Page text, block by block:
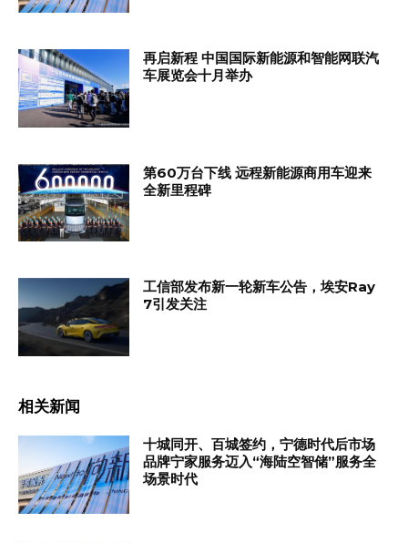
再启新程 中国国际新能源和智能网联汽
车展览会十月举办
第60万台下线 远程新能源商用车迎来
全新里程碑
工信部发布新一轮新车公告，埃安Ray
7引发关注
相关新闻
十城同开、百城签约，宁德时代后市场
品牌宁家服务迈入“海陆空智储”服务全
场景时代